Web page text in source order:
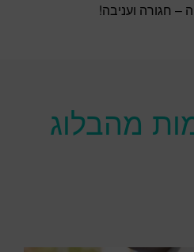
– חגורה ועניבה!
מהבלוג